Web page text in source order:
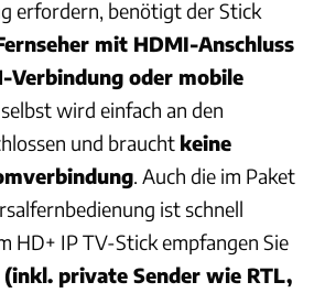
erfordern, benötigt der Stick
mit HDMI-Anschluss
Verbindung oder mobile
selbst wird einfach an den
und braucht keine
. Auch die im Paket
ist schnell
HD+ IP TV-Stick empfangen Sie
private Sender wie RTL,